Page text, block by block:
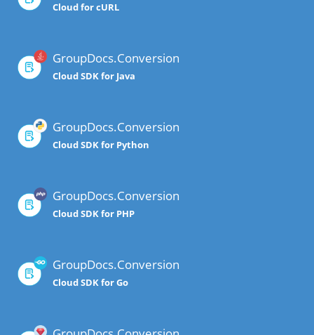
Cloud for cURL
GroupDocs.Conversion
Cloud SDK for Java
GroupDocs.Conversion
Cloud SDK for Python
GroupDocs.Conversion
Cloud SDK for PHP
GroupDocs.Conversion
Cloud SDK for Go